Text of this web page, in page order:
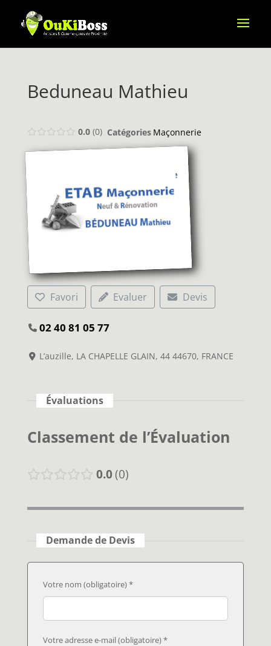
Beduneau Mathieu
0.0 0 Catégories Maçonnerie
Favori Evaluer Devis
02 40 81 05 77
L’auzille, LA CHAPELLE GLAIN, 44 44670, FRANCE
Évaluations
Classement de l’Évaluation
0.0 0
Demande de Devis
Votre nom (obligatoire) *
Votre adresse e-mail (obligatoire) *